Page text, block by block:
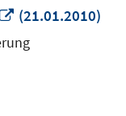
In
Fenster
(21.01.2010)